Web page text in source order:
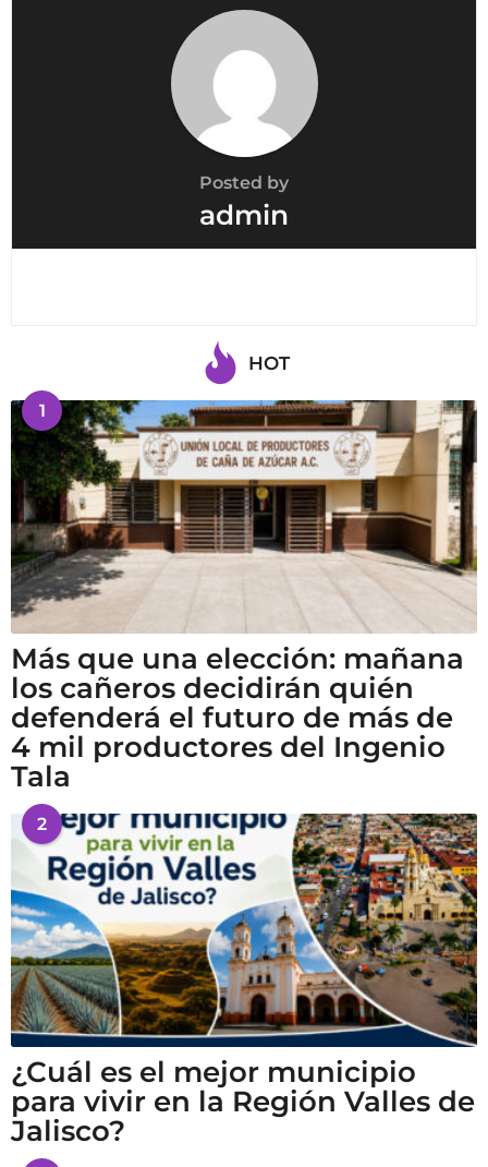
Posted by
admin
HOT
1
Más que una elección: mañana
los cañeros decidirán quién
defenderá el futuro de más de
4 mil productores del Ingenio
Tala
2
¿Cuál es el mejor municipio
para vivir en la Región Valles de
Jalisco?